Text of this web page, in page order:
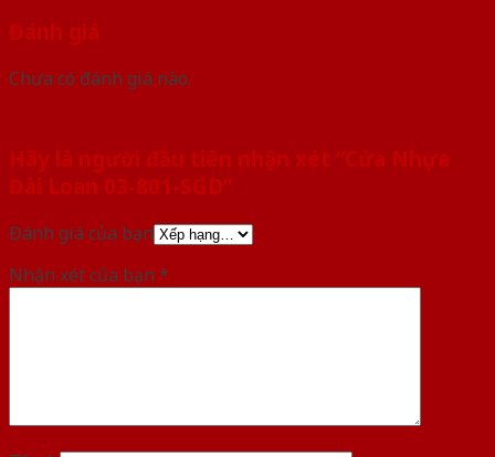
Đánh giá
Chưa có đánh giá nào.
Hãy là người đầu tiên nhận xét “Cửa Nhựa
Đài Loan 03-801-SGD”
Đánh giá của bạn
Nhận xét của bạn *